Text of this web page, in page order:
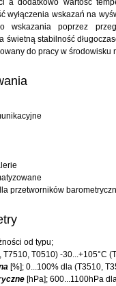
a dodatkowo wartość
wyłączenia wskazań na
wskazania poprzez
świetną stabilność
do pracy w środowisku
przetworników
od typu;
T7510, T0510) -30...+105°C
[%]; 0...100% dla (T3510,
[hPa]; 600...1100hPa